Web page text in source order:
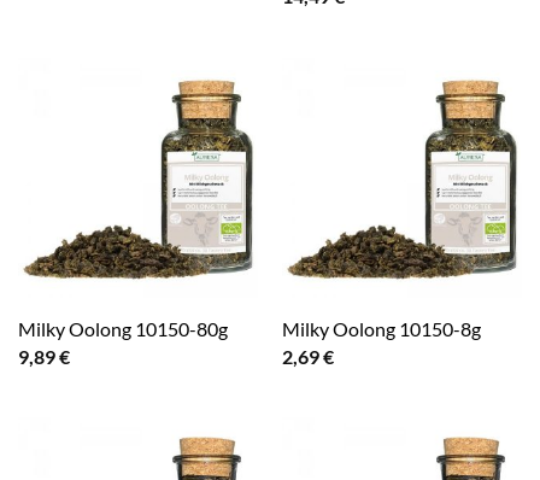
Milky Oolong 10150-80g
9,89€
Milky Oolong 10150-8g
2,69€